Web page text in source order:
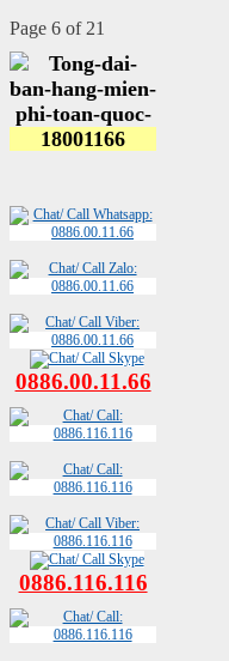
Page 6 of 21
0886.00.11.66
0886.116.116